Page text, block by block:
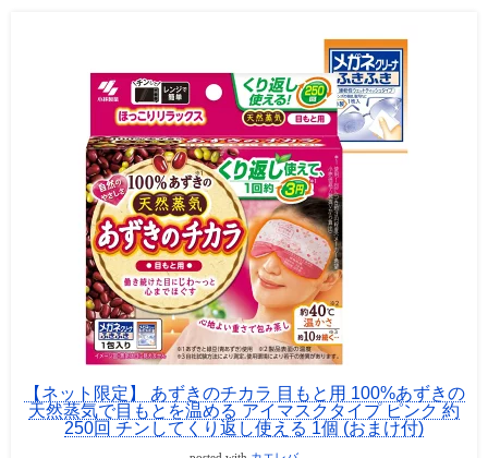
【ネット限定】 あずきのチカラ 目もと用 100%あずきの
天然蒸気で目もとを温める アイマスクタイプ ピンク 約
250回 チンしてくり返し使える 1個 (おまけ付)